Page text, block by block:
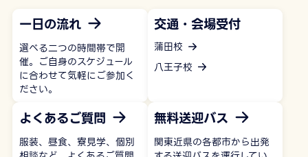
一日の流れ
選べる二つの時間帯で開
催。ご自身のスケジュール
に合わせて気軽にご参加く
ださい。
交通・会場受付
蒲田校
八王子校
よくあるご質問
服装、昼食、寮見学、個別
無料送迎バス
関東近県の各都市から出発